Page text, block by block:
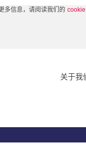
多信息，请阅读我们的 cookie
关于我